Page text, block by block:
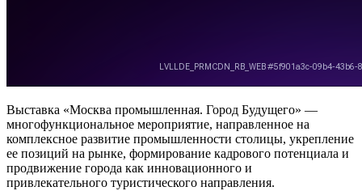
Выставка «Москва промышленная. Город Будущего» —
многофункциональное мероприятие, направленное на
комплексное развитие промышленности столицы, укрепление
ее позиций на рынке, формирование кадрового потенциала и
продвижение города как инновационного и
привлекательного туристического направления.